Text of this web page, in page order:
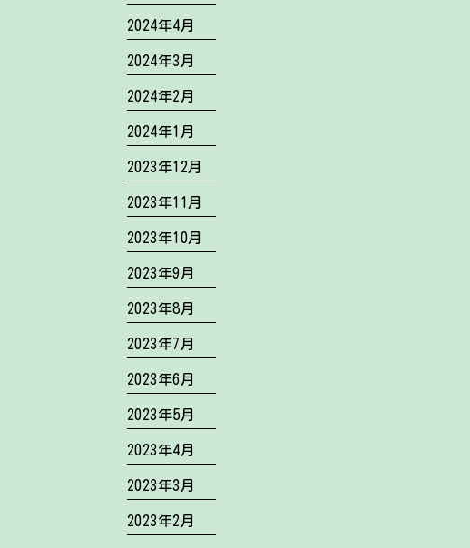
2024年4月
2024年3月
2024年2月
2024年1月
2023年12月
2023年11月
2023年10月
2023年9月
2023年8月
2023年7月
2023年6月
2023年5月
2023年4月
2023年3月
2023年2月